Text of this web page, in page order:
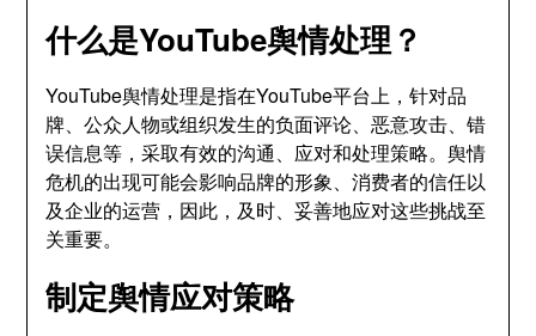
什么是YouTube舆情处理？
YouTube舆情处理是指在YouTube平台上，针对品
牌、公众人物或组织发生的负面评论、恶意攻击、错
误信息等，采取有效的沟通、应对和处理策略。舆情
危机的出现可能会影响品牌的形象、消费者的信任以
及企业的运营，因此，及时、妥善地应对这些挑战至
关重要。
制定舆情应对策略